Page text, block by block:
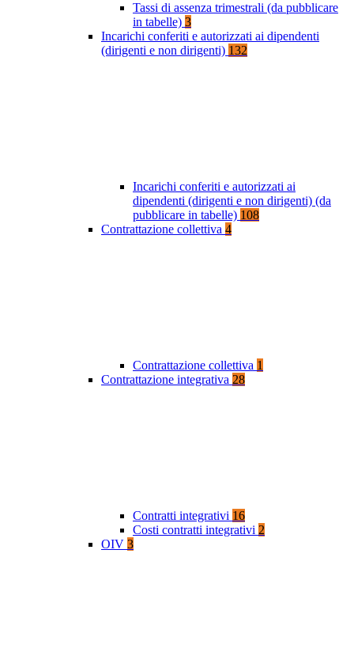
Tassi di assenza trimestrali (da pubblicare
in tabelle) 3
Incarichi conferiti e autorizzati ai dipendenti
(dirigenti e non dirigenti) 132
Incarichi conferiti e autorizzati ai
dipendenti (dirigenti e non dirigenti) (da
pubblicare in tabelle) 108
Contrattazione collettiva 4
Contrattazione collettiva 1
Contrattazione integrativa 28
Contratti integrativi 16
Costi contratti integrativi 2
OIV 3